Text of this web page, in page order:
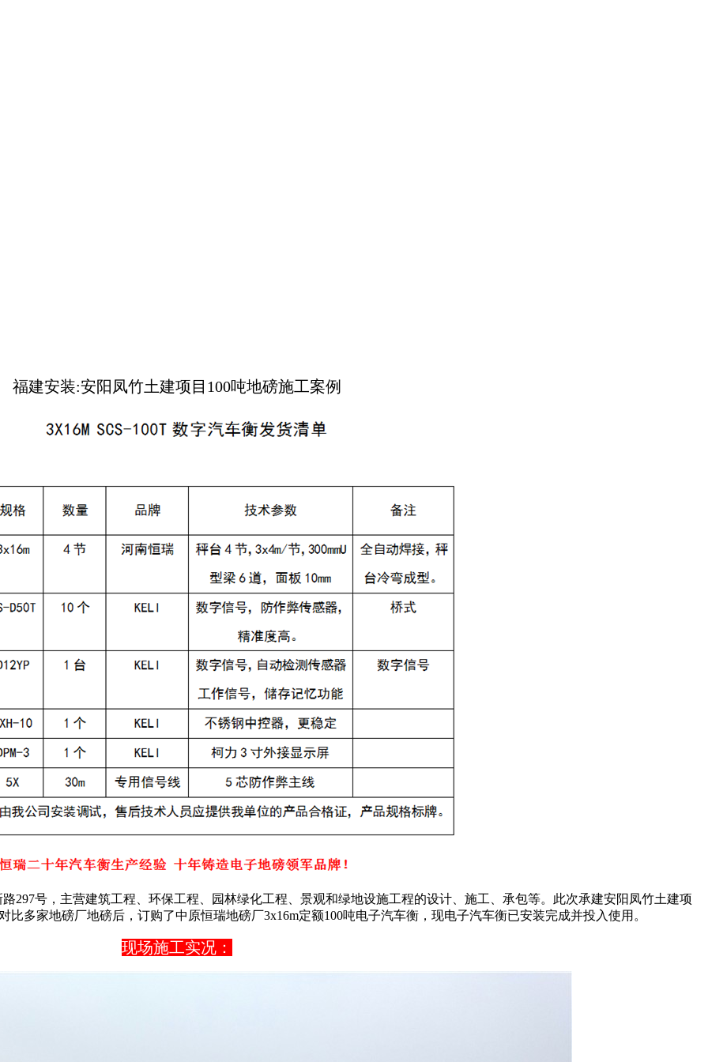
福建安装:安阳凤竹土建项目100吨地磅施工案例
297号，主营建筑工程、环保工程、园林绿化工程、景观和绿地设施工程的设计、施工、承包等。此次承建安阳凤竹土建项
多家地磅厂地磅后，订购了中原恒瑞地磅厂3x16m定额100吨电子汽车衡，现电子汽车衡已安装完成并投入使用。
现场施工实况：